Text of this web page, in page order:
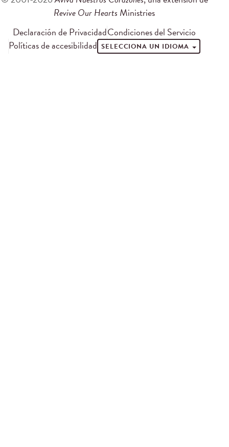
Revive Our Hearts Ministries
Declaración de PrivacidadCondiciones del Servicio
Políticas de accesibilidad SELECCIONA UN IDIOMA